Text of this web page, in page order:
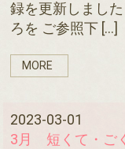
録を更新しまし
ろを ご参照下 […]
MORE
2023-03-01
3月 短くて・ご